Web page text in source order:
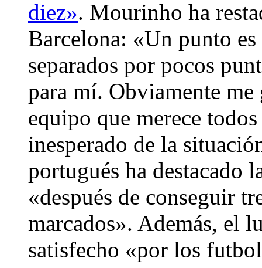
diez». Mourinho ha
Barcelona: «Un punto
separados por pocos
para mí. Obviamente me
equipo que merece
inesperado de la
portugués ha destacado
«después de conseguir
marcados». Además, el
satisfecho «por los